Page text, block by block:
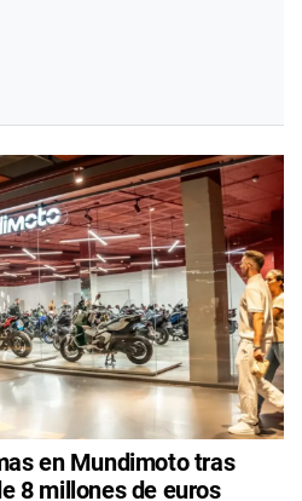
en Mundimoto tras
8 millones de euros